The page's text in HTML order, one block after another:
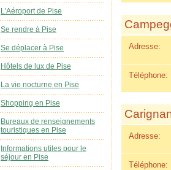
Adresse:
Téléphone:
Adresse:
Téléphone:
L'Aéroport de Pise
Se rendre à Pise
Se déplacer à Pise
Hôtels de lux de Pise
La vie nocturne en Pise
Shopping en Pise
Bureaux de renseignements
touristiques en Pise
Informations utiles pour le
séjour en Pise